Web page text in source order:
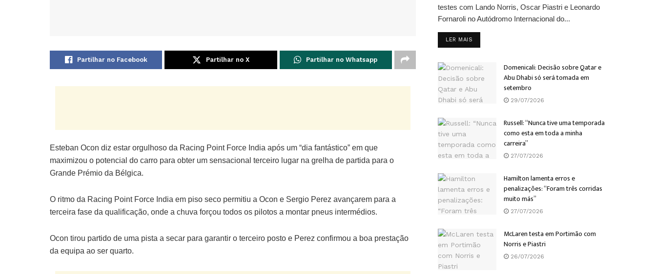
Partilhar no Facebook Partilhar no X Partilhar no Whatsapp
Esteban Ocon diz estar orgulhoso da Racing Point Force India após um “dia fantástico” em que
maximizou o potencial do carro para obter um sensacional terceiro lugar na grelha de partida para o
Grande Prémio da Bélgica.
O ritmo da Racing Point Force India em piso seco permitiu a Ocon e Sergio Perez avançarem para a
terceira fase da qualificação, onde a chuva forçou todos os pilotos a montar pneus intermédios.
Ocon tirou partido de uma pista a secar para garantir o terceiro posto e Perez confirmou a boa prestação
da equipa ao ser quarto.
testes com Lando Norris, Oscar Piastri e Leonardo
Fornaroli no Autódromo Internacional do...
LER MAIS
Domenicali: Decisão sobre Qatar e
Abu Dhabi só será tomada em
setembro
29/07/2026
Russell: “Nunca tive uma temporada
como esta em toda a minha
carreira”
27/07/2026
Hamilton lamenta erros e
penalizações: “Foram três corridas
muito más”
27/07/2026
McLaren testa em Portimão com
Norris e Piastri
26/07/2026